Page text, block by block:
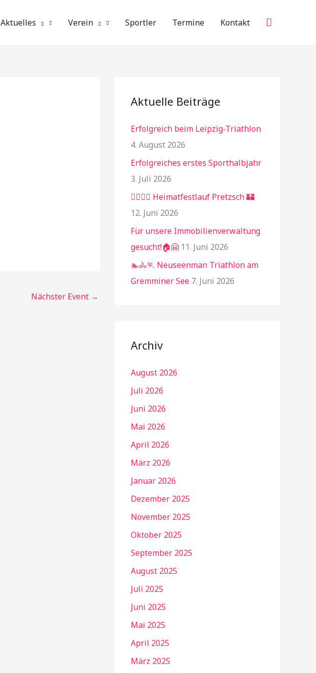
Aktuelles Verein Sportler Termine Kontakt Suchen
Nächster Event →
Aktuelle Beiträge
Erfolgreich beim Leipzig-Triathlon
4. August 2026
Erfolgreiches erstes Sporthalbjahr
3. Juli 2026
🏃‍♂️🏃‍♀️ Heimatfestlauf Pretzsch 🏰
12. Juni 2026
Für unsere Immobilienverwaltung
gesucht!🏠🤗 11. Juni 2026
🏊🚴🏃 Neuseenman Triathlon am
Gremminer See 7. Juni 2026
Archiv
August 2026
Juli 2026
Juni 2026
Mai 2026
April 2026
März 2026
Januar 2026
Dezember 2025
November 2025
Oktober 2025
September 2025
August 2025
Juli 2025
Juni 2025
Mai 2025
April 2025
März 2025